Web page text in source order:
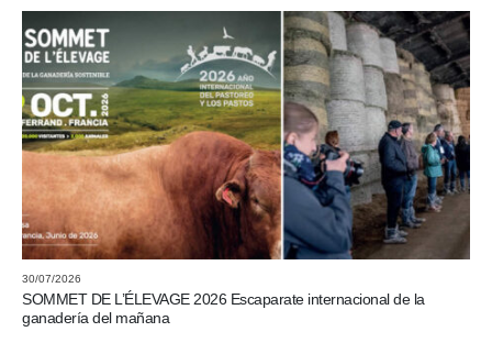
30/07/2026
SOMMET DE L’ÉLEVAGE 2026 Escaparate internacional de la
ganadería del mañana